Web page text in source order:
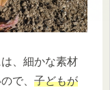
、細かな素材
で、 子どもが